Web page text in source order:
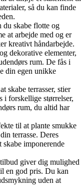
så du kan finde
du skabe flotte og
at arbejde med og er
kreativt håndarbejde.
dekorative elementer,
rum. De fås i
din egen unikke
skabe terrasser, stier
i forskellige størrelser,
rum, du altid har
til at plante smukke
terrasse. Deres
skabe imponerende
giver dig mulighed
en god pris. Du kan
uden at